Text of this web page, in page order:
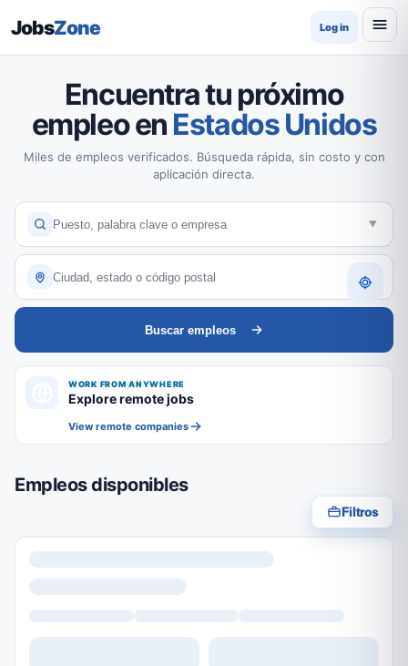
JobsZone Log in
Encuentra tu próximo
empleo en Estados Unidos
Miles de empleos verificados. Búsqueda rápida, sin costo y con
aplicación directa.
Buscar empleos
WORK FROM ANYWHERE
Explore remote jobs
View remote companies
Empleos disponibles
Filtros